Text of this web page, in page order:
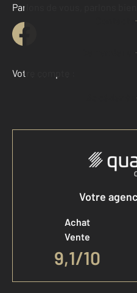
Demander
Parlons de vous, parlons biens
Votre compte :
Accéder à
Votre
Achat
Vente
9,1/10